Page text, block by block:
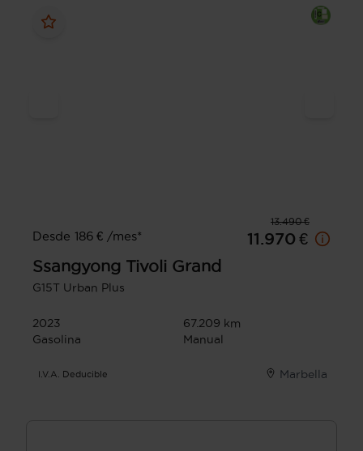
13.490 €
Desde 186 € /mes*
11.970 €
Ssangyong Tivoli Grand
G15T Urban Plus
2023
67.209 km
Gasolina
Manual
I.V.A. Deducible Marbella